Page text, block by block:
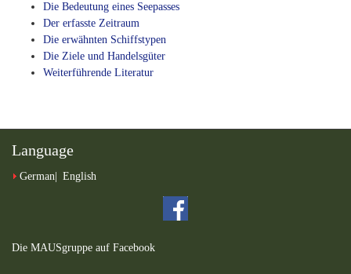
Die Bedeutung eines Seepasses
Der erfasste Zeitraum
Die erwähnten Schiffstypen
Die Ziele und Handelsgüter
Weiterführende Literatur
Language
German English
Die MAUSgruppe auf Facebook